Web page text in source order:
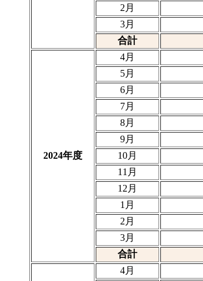
2月
3月
合計
2024年度
4月
5月
6月
7月
8月
9月
10月
11月
12月
1月
2月
3月
合計
4月